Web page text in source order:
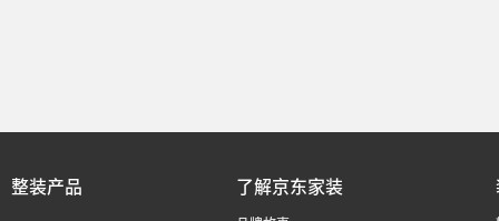
整装产品 了解京东家装